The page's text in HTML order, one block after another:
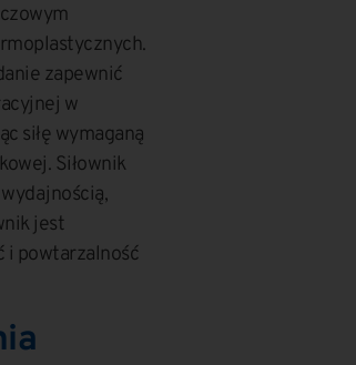
zapewnić
w
siłę wymaganą
Siłownik
jest
i powtarzalność